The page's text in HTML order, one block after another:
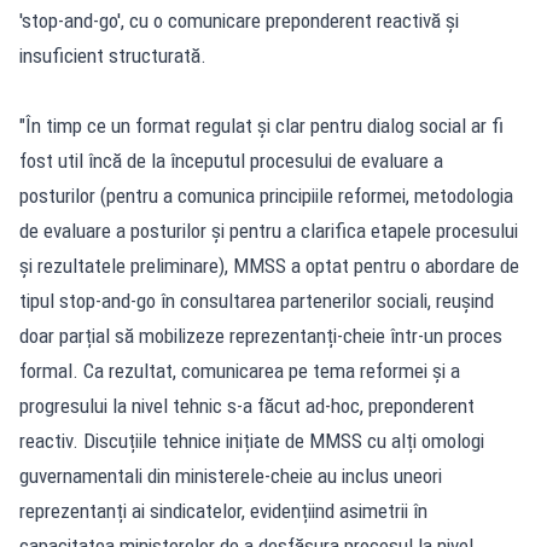
'stop-and-go', cu o comunicare preponderent reactivă și
insuficient structurată.
"În timp ce un format regulat și clar pentru dialog social ar fi
fost util încă de la începutul procesului de evaluare a
posturilor (pentru a comunica principiile reformei, metodologia
de evaluare a posturilor și pentru a clarifica etapele procesului
și rezultatele preliminare), MMSS a optat pentru o abordare de
tipul stop-and-go în consultarea partenerilor sociali, reușind
doar parțial să mobilizeze reprezentanți-cheie într-un proces
formal. Ca rezultat, comunicarea pe tema reformei și a
progresului la nivel tehnic s-a făcut ad-hoc, preponderent
reactiv. Discuțiile tehnice inițiate de MMSS cu alți omologi
guvernamentali din ministerele-cheie au inclus uneori
reprezentanți ai sindicatelor, evidențiind asimetrii în